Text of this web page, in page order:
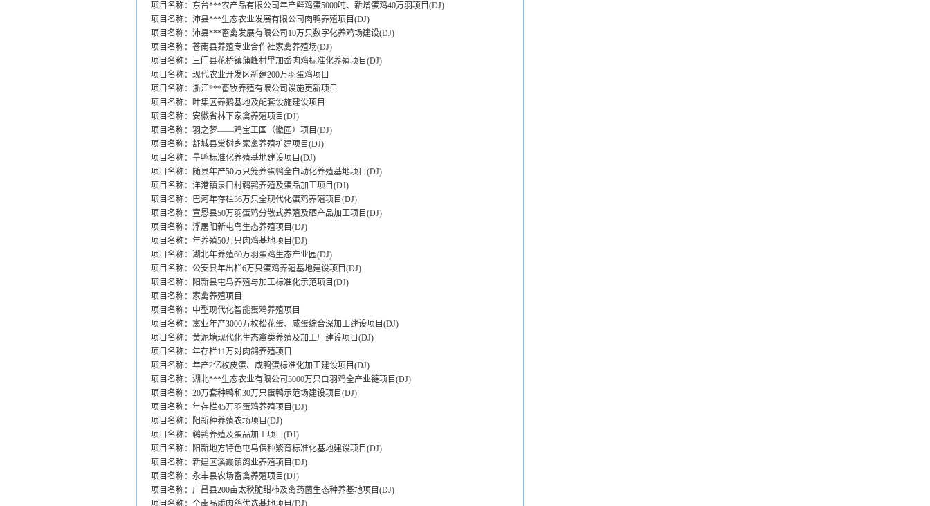
项目名称：东台***农产品有限公司年产鲜鸡蛋5000吨、新增蛋鸡40万羽项目(DJ)
项目名称：沛县***生态农业发展有限公司肉鸭养殖项目(DJ)
项目名称：沛县***畜禽发展有限公司10万只数字化养鸡场建设(DJ)
项目名称：苍南县养殖专业合作社家禽养殖场(DJ)
项目名称：三门县花桥镇蒲峰村里加岙肉鸡标准化养殖项目(DJ)
项目名称：现代农业开发区新建200万羽蛋鸡项目
项目名称：浙江***畜牧养殖有限公司设施更新项目
项目名称：叶集区养鹅基地及配套设施建设项目
项目名称：安徽省林下家禽养殖项目(DJ)
项目名称：羽之梦——鸡宝王国（徽园）项目(DJ)
项目名称：舒城县棠树乡家禽养殖扩建项目(DJ)
项目名称：旱鸭标准化养殖基地建设项目(DJ)
项目名称：随县年产50万只笼养蛋鸭全自动化养殖基地项目(DJ)
项目名称：洋港镇泉口村鹌鹑养殖及蛋品加工项目(DJ)
项目名称：巴河年存栏36万只全现代化蛋鸡养殖项目(DJ)
项目名称：宣恩县50万羽蛋鸡分散式养殖及硒产品加工项目(DJ)
项目名称：浮屠阳新屯鸟生态养殖项目(DJ)
项目名称：年养殖50万只肉鸡基地项目(DJ)
项目名称：湖北年养殖60万羽蛋鸡生态产业园(DJ)
项目名称：公安县年出栏6万只蛋鸡养殖基地建设项目(DJ)
项目名称：阳新县屯鸟养殖与加工标准化示范项目(DJ)
项目名称：家禽养殖项目
项目名称：中型现代化智能蛋鸡养殖项目
项目名称：禽业年产3000万枚松花蛋、咸蛋综合深加工建设项目(DJ)
项目名称：黄泥塘现代化生态禽类养殖及加工厂建设项目(DJ)
项目名称：年存栏11万对肉鸽养殖项目
项目名称：年产2亿枚皮蛋、咸鸭蛋标准化加工建设项目(DJ)
项目名称：湖北***生态农业有限公司3000万只白羽鸡全产业链项目(DJ)
项目名称：20万套种鸭和30万只蛋鸭示范场建设项目(DJ)
项目名称：年存栏45万羽蛋鸡养殖项目(DJ)
项目名称：阳新种养殖农场项目(DJ)
项目名称：鹌鹑养殖及蛋品加工项目(DJ)
项目名称：阳新地方特色屯鸟保种繁育标准化基地建设项目(DJ)
项目名称：新建区溪霞镇鸽业养殖项目(DJ)
项目名称：永丰县农场畜禽养殖项目(DJ)
项目名称：广昌县200亩太秋脆甜柿及禽药菌生态种养基地项目(DJ)
项目名称：全南品质肉鸽优选基地项目(DJ)